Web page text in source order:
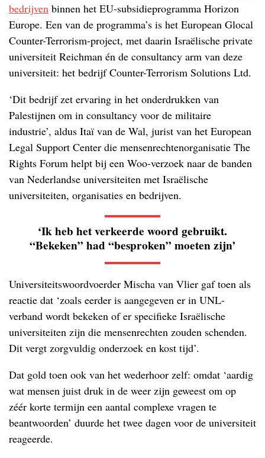
bedrijven binnen het EU-subsidieprogramma Horizon
Europe. Een van de programma’s is het European Glocal
Counter-Terrorism-project, met daarin Israëlische private
universiteit Reichman én de consultancy arm van deze
universiteit: het bedrijf Counter-Terrorism Solutions Ltd.
‘Dit bedrijf zet ervaring in het onderdrukken van
Palestijnen om in consultancy voor de militaire
industrie’, aldus Itaï van de Wal, jurist van het European
Legal Support Center die mensenrechtenorganisatie The
Rights Forum helpt bij een Woo-verzoek naar de banden
van Nederlandse universiteiten met Israëlische
universiteiten, organisaties en bedrijven.
‘Ik heb het verkeerde woord gebruikt.
“Bekeken” had “besproken” moeten zijn’
Universiteitswoordvoerder Mischa van Vlier gaf toen als
reactie dat ‘zoals eerder is aangegeven er in UNL-
verband wordt bekeken of er specifieke Israëlische
universiteiten zijn die mensenrechten zouden schenden.
Dit vergt zorgvuldig onderzoek en kost tijd’.
Dat gold toen ook van het wederhoor zelf: omdat ‘aardig
wat mensen juist druk in de weer zijn geweest om op
zéér korte termijn een aantal complexe vragen te
beantwoorden’ duurde het twee dagen voor de universiteit
reageerde.